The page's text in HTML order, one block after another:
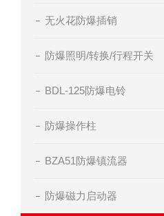
无火花防爆插销
防爆照明/转换/行程开关
BDL-125防爆电铃
防爆操作柱
BZA51防爆镇流器
防爆磁力启动器